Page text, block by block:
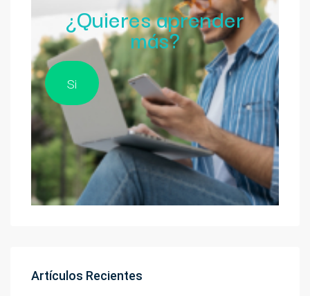
¿Quieres aprender
más?
Si
Artículos Recientes